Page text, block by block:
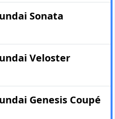
Sonata
Veloster
Genesis Coupé